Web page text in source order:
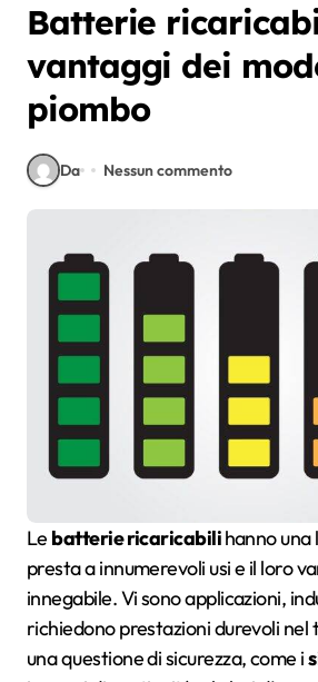
Batterie
vantaggi dei
piombo
Da Nessun commento
Le batterie ricaricabilihanno una
presta a innumerevoli usi e il loro
innegabile. Vi sono applicazioni,
richiedono prestazioni durevoli nel
una questione di sicurezza, come i